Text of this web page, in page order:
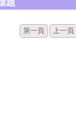
題
第一頁 上一頁